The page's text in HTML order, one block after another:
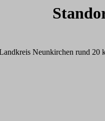
Neunkirchen rund 20